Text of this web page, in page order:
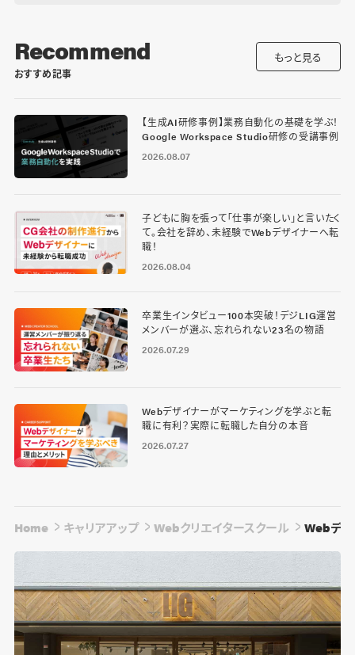
Recommend
おすすめ記事
もっと見る
【生成AI研修事例】業務自動化の基礎を学ぶ！
Google Workspace Studio研修の受講事例
2026.08.07
子どもに胸を張って「仕事が楽しい」と言いたく
て。会社を辞め、未経験でWebデザイナーへ転
職！
2026.08.04
卒業生インタビュー100本突破！デジLIG運営
メンバーが選ぶ、忘れられない23名の物語
2026.07.29
Webデザイナーがマーケティングを学ぶと転
職に有利？実際に転職した自分の本音
2026.07.27
Home キャリアアップ Webクリエイタースクール Webデザ